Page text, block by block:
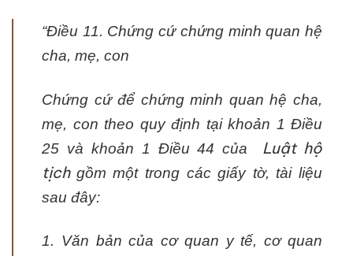
“Điều 11. Chứng cứ chứng minh quan hệ
cha, mẹ, con
Chứng cứ để chứng minh quan hệ cha,
mẹ, con theo quy định tại khoản 1 Điều
25 và khoản 1 Điều 44 của
Luật hộ
tịch gồm một trong các giấy tờ, tài liệu
sau đây:
1. Văn bản của cơ quan y tế, cơ quan